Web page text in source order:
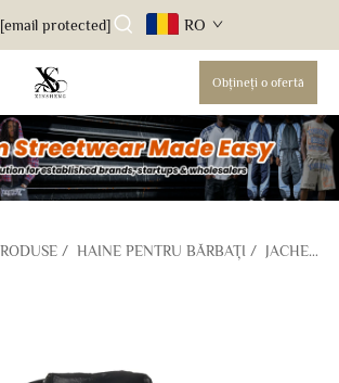
[email protected] RO
Obțineți o ofertă
/ HAINE PENTRU BĂRBAȚI / JACHETE PUFFER